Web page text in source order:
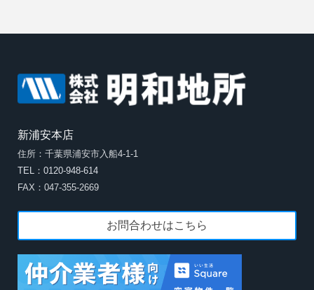
新浦安本店
住所：千葉県浦安市入船4-1-1
TEL：0120-948-614
FAX：047-355-2669
お問合わせはこちら